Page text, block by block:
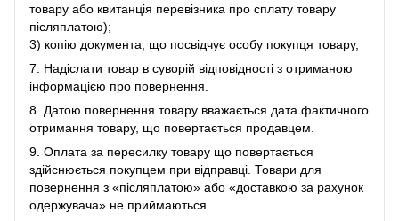
товару або квитанція перевізника про сплату товару
післяплатою);
3) копію документа, що посвідчує особу покупця товару,
7. Надіслати товар в суворій відповідності з отриманою
інформацією про повернення.
8. Датою повернення товару вважається дата фактичного
отримання товару, що повертається продавцем.
9. Оплата за пересилку товару що повертається
здійснюється покупцем при відправці. Товари для
повернення з «післяплатою» або «доставкою за рахунок
одержувача» не приймаються.